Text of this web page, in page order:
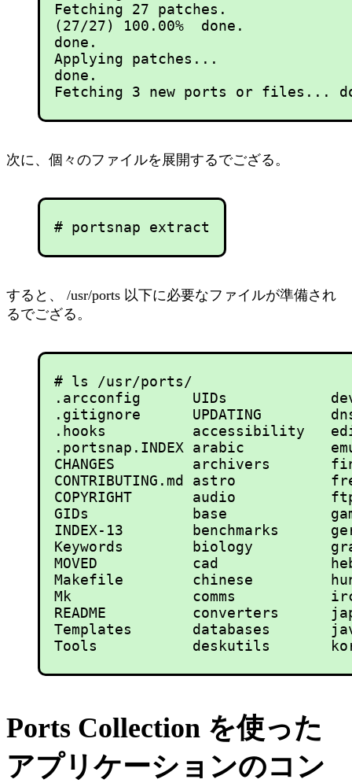
Fetching 27 patches.
(27/27)
done.
Applying patches...
done.
次に、個々のファイルを展開するでござる。
すると、 /usr/ports 以下に必要なファイルが準備され
るでござる。
# ls /usr/ports/
.arcconfig      UIDs
.gitignore      UPDATING
.hooks          accessibility
.portsnap.INDEX arabic
CHANGES         archivers
CONTRIBUTING.md astro
COPYRIGHT       audio
GIDs            base
INDEX-13        benchmarks
Keywords        biology
MOVED           cad
Makefile        chinese
Mk              comms
README          converters
Templates       databases
Ports Collection を使った
アプリケーションのコン